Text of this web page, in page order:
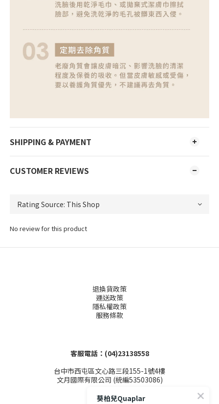
SHIPPING & PAYMENT
CUSTOMER REVIEWS
No review for this product
退換貨政策
運送政策
隱私權政策
服務條款
客服電話：(04)23138558
台中市西屯區文心路三段155-1號4樓
文月國際有限公司 (統編53503086)
葵柏兒Quaplar